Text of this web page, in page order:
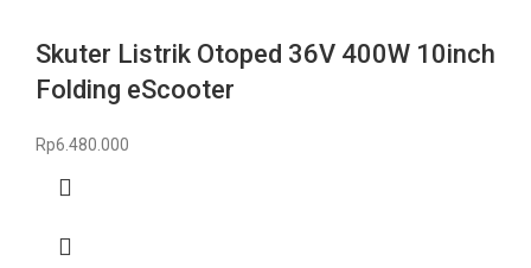
Skuter Listrik Otoped 36V 400W 10inch
Folding eScooter
Rp6.480.000